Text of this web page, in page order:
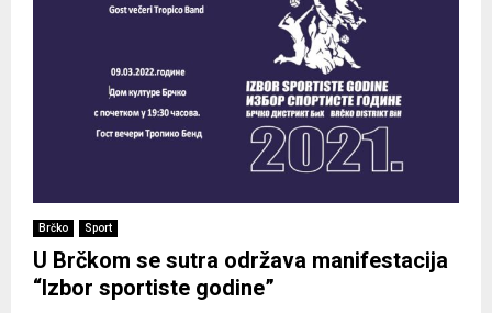
Brčko Sport
U Brčkom se sutra održava manifestacija
“Izbor sportiste godine”